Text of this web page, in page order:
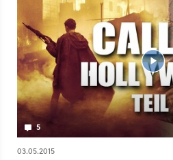
5
03.05.2015